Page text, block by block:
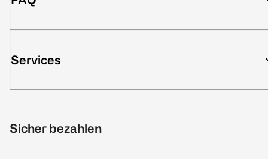
Services
Sicher bezahlen